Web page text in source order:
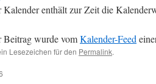
Kalender enthält zur Zeit die
Beitrag wurde vomKalender-Feed
Lesezeichen für den Permalink.